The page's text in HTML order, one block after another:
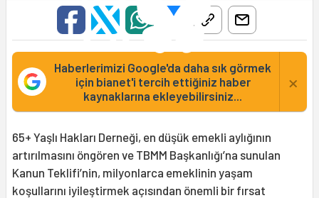
Haberlerimizi Google'da daha sık görmek
için bianet'i tercih ettiğiniz haber
kaynaklarına ekleyebilirsiniz...
×
65+ Yaşlı Hakları Derneği, en düşük emekli aylığının
artırılmasını öngören ve TBMM Başkanlığı’na sunulan
Kanun Teklifi’nin, milyonlarca emeklinin yaşam
koşullarını iyileştirmek açısından önemli bir fırsat